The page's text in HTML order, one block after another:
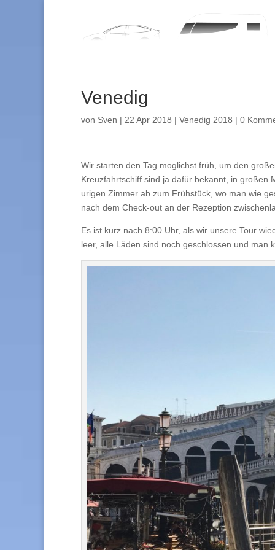
Venedig
von Sven | 22 Apr 2018 | Venedig 2018 | 0
Wir starten den Tag moglichst früh, um den
Kreuzfahrtschiff sind ja dafür bekannt, in großen
urigen Zimmer ab zum Frühstück, wo man wie
nach dem Check-out an der Rezeption
Es ist kurz nach 8:00 Uhr, als wir unsere Tour
leer, alle Läden sind noch geschlossen und man